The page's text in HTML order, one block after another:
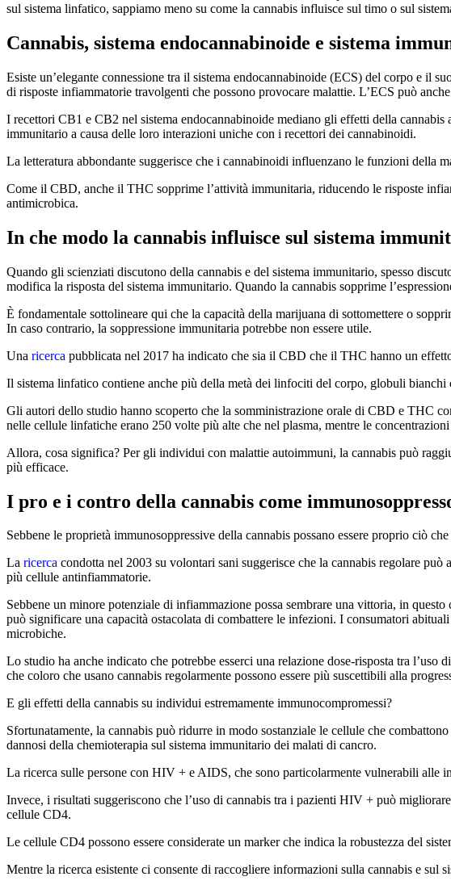
sul sistema linfatico, sappiamo meno su come la cannabis influisce sul timo o sul
Cannabis, sistema endocannabinoide e sistema
Esiste un’elegante connessione tra il sistema endocannabinoide (ECS) del corpo e il
di risposte infiammatorie travolgenti che possono provocare malattie. L’ECS può
I recettori CB1 e CB2 nel sistema endocannabinoide mediano gli effetti della
immunitario a causa delle loro interazioni uniche con i recettori dei cannabinoidi.
La letteratura abbondante suggerisce che i cannabinoidi influenzano le funzioni della
Come il CBD, anche il THC sopprime l’attività immunitaria, riducendo le risposte
antimicrobica.
In che modo la cannabis influisce sul sistema
Quando gli scienziati discutono della cannabis e del sistema immunitario, spesso
modifica la risposta del sistema immunitario. Quando la cannabis sopprime
È fondamentale sottolineare qui che la capacità della marijuana di sottomettere o
In caso contrario, la soppressione immunitaria potrebbe non essere utile.
Una ricerca pubblicata nel 2017 ha indicato che sia il CBD che il THC hanno un
Il sistema linfatico contiene anche più della metà dei linfociti del corpo, globuli
Gli autori dello studio hanno scoperto che la somministrazione orale di CBD e THC
nelle cellule linfatiche erano 250 volte più alte che nel plasma, mentre le
Allora, cosa significa? Per gli individui con malattie autoimmuni, la cannabis può
più efficace.
I pro e i contro della cannabis come
Sebbene le proprietà immunosoppressive della cannabis possano essere proprio ciò
La ricerca condotta nel 2003 su volontari sani suggerisce che la cannabis regolare
più cellule antinfiammatorie.
Sebbene un minore potenziale di infiammazione possa sembrare una vittoria, in
può significare una capacità ostacolata di combattere le infezioni. I consumatori
microbiche.
Lo studio ha anche indicato che potrebbe esserci una relazione dose-risposta tra
che coloro che usano cannabis regolarmente possono essere più suscettibili alla
E gli effetti della cannabis su individui estremamente immunocompromessi?
Sfortunatamente, la cannabis può ridurre in modo sostanziale le cellule che
dannosi della chemioterapia sul sistema immunitario dei malati di cancro.
La ricerca sulle persone con HIV + e AIDS, che sono particolarmente vulnerabili alle
Invece, i risultati suggeriscono che l’uso di cannabis tra i pazienti HIV + può
cellule CD4.
Le cellule CD4 possono essere considerate un marker che indica la robustezza del
Mentre la ricerca esistente ci consente di raccogliere informazioni sulla cannabis e